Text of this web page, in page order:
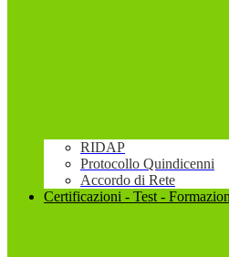
RIDAP
Protocollo Quindicenni
Accordo di Rete
Certificazioni - Test -